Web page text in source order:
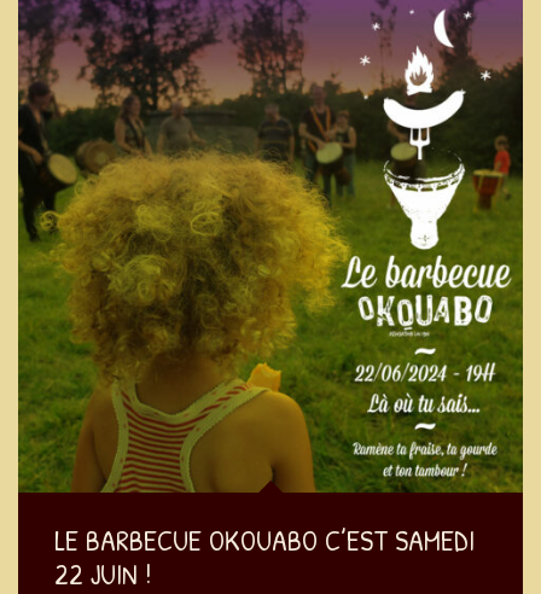
LE BARBECUE OKOUABO C’EST SAMEDI
22 JUIN !